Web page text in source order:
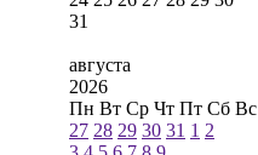
31
августа
2026
Пн Вт Ср Чт Пт Сб Вс
27 28 29 30 31 1 2